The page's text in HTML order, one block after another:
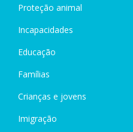
Proteção animal
Incapacidades
Educação
Famílias
Crianças e jovens
Imigração